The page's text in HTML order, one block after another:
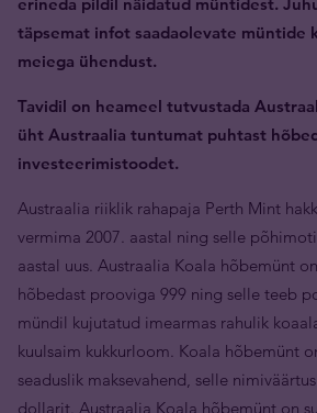
täpsemat infot saadaolevate müntide
meiega ühendust.
Tavidil on heameel tutvustada
üht Austraalia tuntumat puhtast
investeerimistoodet.
Austraalia riiklik rahapaja Perth Mint
vermima 2007. aastal ning selle
aastal uus. Austraalia Koala hõbemünt
hõbedast prooviga 999 ning selle teeb
mündil kujutatud imearmas rahulik
kuulsaim kukkurloom. Koala hõbemünt
seaduslik maksevahend, selle
dollarit. Austraalia Koala hõbemünt on